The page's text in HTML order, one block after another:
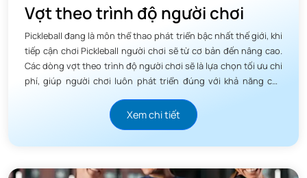
Vợt theo trình độ người chơi
Pickleball đang là môn thể thao phát triển bậc nhất thế giới, khi
tiếp cận chơi Pickleball người chơi sẽ từ cơ bản đến nâng cao.
Các dòng vợt theo trình độ người chơi sẽ là lựa chọn tối ưu chi
phí, giúp người chơi luôn phát triển đúng với khả năng của
Xem chi tiết